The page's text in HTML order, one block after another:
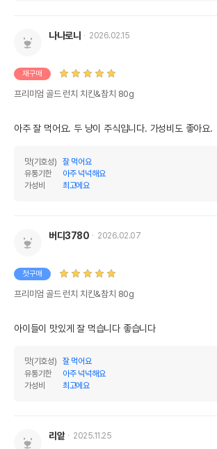
AS책임자와 전화번호
또는 소비자상담 관련
이후인 상품이 출고됩니다.
유통기한을 따릅니다.
나나로나 2026.02.15
재구매
프리미엄 골드 런치 치킨&참치 80g
아주 잘 먹어요. 두 냥이 주식입니다. 가성비도 좋아요.
맛(기호성)
잘 먹어요
유통기한
아주 넉넉해요
가성비
최고에요
버디3780 2026.02.07
첫구매
프리미엄 골드 런치 치킨&참치 80g
아이들이 맛있게 잘 먹습니다 좋습니다
맛(기호성)
잘 먹어요
유통기한
아주 넉넉해요
가성비
최고에요
리앝 2025.11.25